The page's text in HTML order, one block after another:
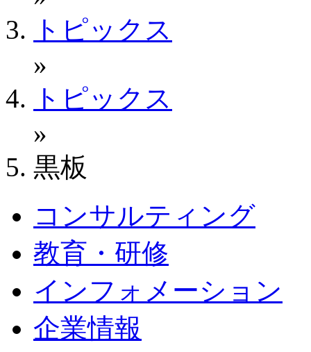
トピックス
»
トピックス
»
黒板
コンサルティング
教育・研修
インフォメーション
企業情報